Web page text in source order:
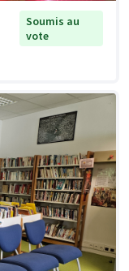
Soumis au
vote